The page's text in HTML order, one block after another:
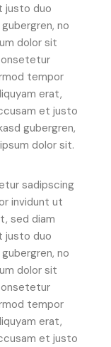
justo duo
no
dolor sit
tempor
erat,
et justo
gubergren,
dolor sit.
sadipscing
invidunt ut
sed diam
justo duo
no
dolor sit
tempor
erat,
et justo